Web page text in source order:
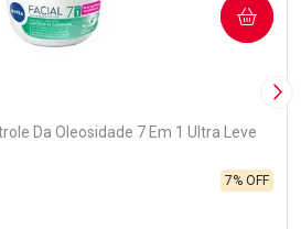
Da Oleosidade 7 Em 1 Ultra Leve
7% OFF
COMPRAR